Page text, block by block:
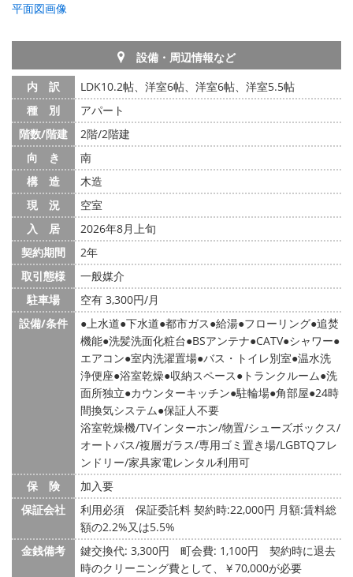
平面図画像
設備・周辺情報など
内 訳
LDK10.2帖、洋室6帖、洋室6帖、洋室5.5帖
種 別
アパート
階数/階建
2階/2階建
向 き
南
構 造
木造
現 況
空室
入 居
2026年8月上旬
契約期間
2年
取引態様
一般媒介
駐車場
空有 3,300円/月
設備/条件
上水道 下水道 都市ガス 給湯 フローリング 追焚
機能 洗髪洗面化粧台 BSアンテナ CATV シャワー
エアコン 室内洗濯置場 バス・トイレ別室 温水洗
浄便座 浴室乾燥 収納スペース トランクルーム 洗
面所独立 カウンターキッチン 駐輪場 角部屋 24時
間換気システム 保証人不要
浴室乾燥機/TVインターホン/物置/シューズボックス/
オートバス/複層ガラス/専用ゴミ置き場/LGBTQフレ
ンドリー/家具家電レンタル利用可
保 険
加入要
保証会社
利用必須 保証委託料 契約時:22,000円 月額:賃料総
額の2.2%又は5.5%
金銭備考
鍵交換代: 3,300円 町会費: 1,100円
契約時に退去
時のクリーニング費として、￥70,000が必要